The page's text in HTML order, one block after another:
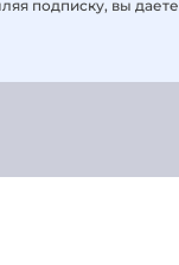
подписку, вы даете